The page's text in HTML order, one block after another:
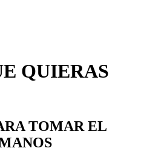
QUIERAS
TOMAR EL